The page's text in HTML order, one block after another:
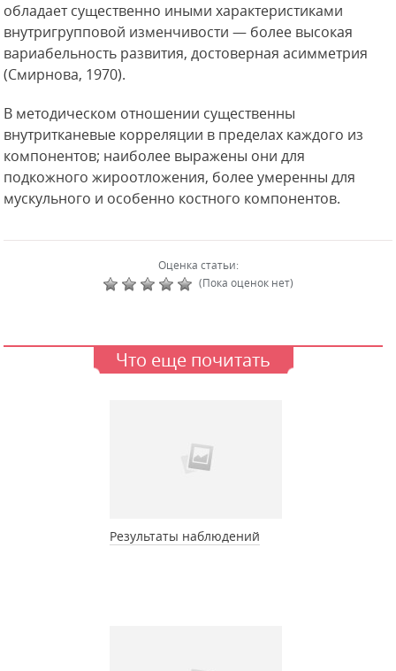
обладает существенно иными характеристиками
внутригрупповой изменчивости — более высокая
вариабельность развития, достоверная асимметрия
(Смирнова, 1970).
В методическом отношении существенны
внутритканевые корреляции в пределах каждого из
компонентов; наиболее выражены они для
подкожного жироотложения, более умеренны для
мускульного и особенно костного компонентов.
Оценка статьи:
(Пока оценок нет)
Что еще почитать
Результаты наблюдений